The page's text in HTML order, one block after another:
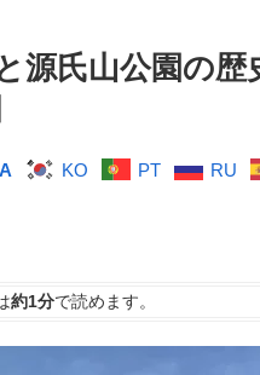
源氏山公園の
KO PT RU
約1分で読めます。